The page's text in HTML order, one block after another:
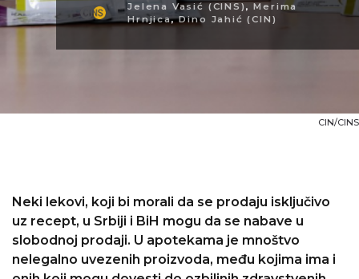
Jelena Vasić (CINS) ,Merima
Hrnjica,Dino Jahić (CIN)
CIN/CINS
Neki lekovi, koji bi morali da se prodaju isključivo
uz recept, u Srbiji i BiH mogu da se nabave u
slobodnoj prodaji. U apotekama je mnoštvo
nelegalno uvezenih proizvoda, među kojima ima i